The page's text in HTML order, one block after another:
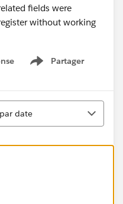
fields were
without working
Partager
Show menu
date